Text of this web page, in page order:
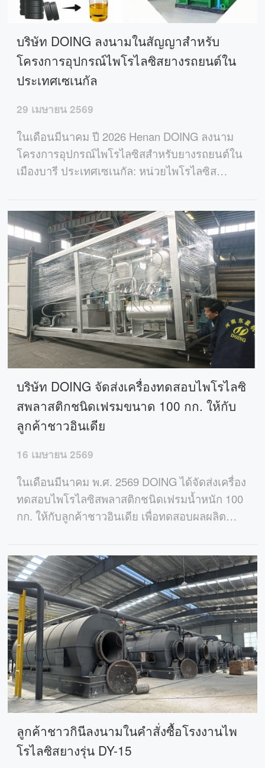
บริษัท DOING ลงนามในสัญญาสำหรับ
โครงการอุปกรณ์ไพโรไลซิสยางรถยนต์ใน
ประเทศเซเนกัล
29 เมษายน 2569
ในเดือนมีนาคม ปี 2026 Henan DOING ลงนาม
โครงการอุปกรณ์ไพโรไลซิสสำหรับยางรถยนต์ใน
เมืองบารี ประเทศเซเนกัล: หน่วยไพโรไลซิส
โซลูชันการผลิตเชื้อเพลิงทางเลือกสำหรับโรงงาน
เหล็ก
บริษัท DOING จัดส่งเครื่องทดสอบไพโรไลซิ
สพลาสติกชนิดเฟรมขนาด 100 กก. ให้กับ
ลูกค้าชาวอินเดีย
16 เมษายน 2569
ในเดือนมีนาคม พ.ศ. 2569 DOING ได้จัดส่งเครื่อง
ทดสอบไพโรไลซิสพลาสติกชนิดเฟรมน้ำหนัก 100
กก. ให้กับลูกค้าชาวอินเดีย เพื่อทดสอบผลผลิต
ลูกค้าชาวกินีลงนามในคำสั่งซื้อโรงงานไพ
โรไลซิสยางรุ่น DY-15